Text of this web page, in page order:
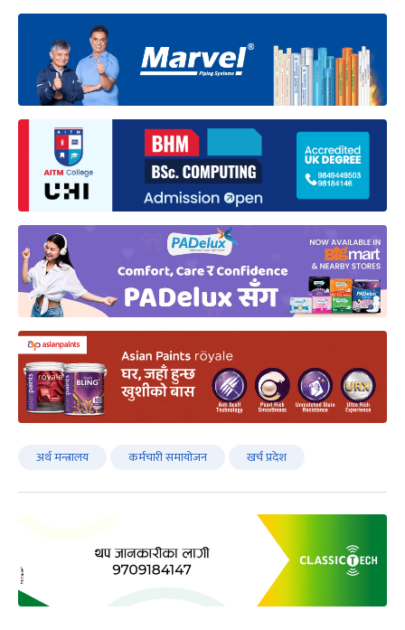
अर्थ मन्त्रालय कर्मचारी समायोजन खर्च प्रदेश